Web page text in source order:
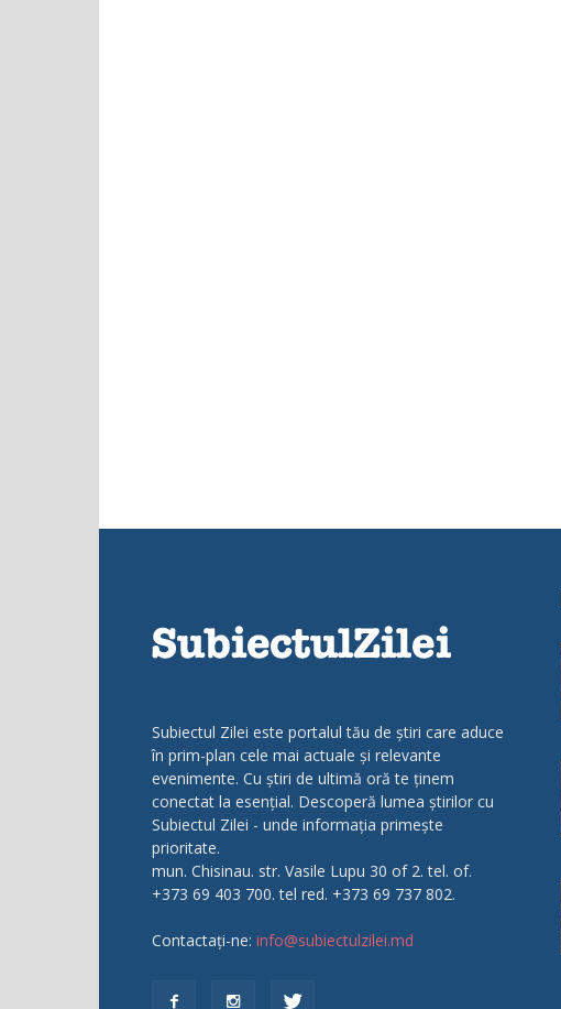
Subiectul Zilei este portalul tău de știri care aduce
în prim-plan cele mai actuale și relevante
evenimente. Cu știri de ultimă oră te ținem
conectat la esențial. Descoperă lumea știrilor cu
Subiectul Zilei - unde informația primește
prioritate.
mun. Chisinau. str. Vasile Lupu 30 of 2. tel. of.
+373 69 403 700. tel red. +373 69 737 802.
Contactați-ne: info@subiectulzilei.md